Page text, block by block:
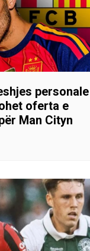
oferta e
Man Cityn